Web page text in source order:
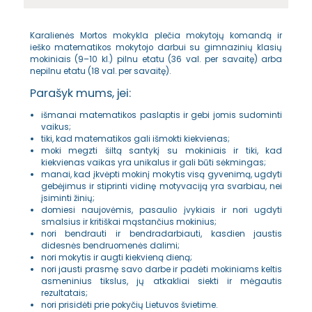
Karalienės Mortos mokykla plečia mokytojų komandą ir
ieško matematikos mokytojo darbui su gimnazinių klasių
mokiniais (9–10 kl.) pilnu etatu (36 val. per savaitę) arba
nepilnu etatu (18 val. per savaitę).
Parašyk mums, jei:
išmanai matematikos paslaptis ir gebi jomis sudominti
vaikus;
tiki, kad matematikos gali išmokti kiekvienas;
moki megzti šiltą santykį su mokiniais ir tiki, kad
kiekvienas vaikas yra unikalus ir gali būti sėkmingas;
manai, kad įkvėpti mokinį mokytis visą gyvenimą, ugdyti
gebėjimus ir stiprinti vidinę motyvaciją yra svarbiau, nei
įsiminti žinių;
domiesi naujovėmis, pasaulio įvykiais ir nori ugdyti
smalsius ir kritiškai mąstančius mokinius;
nori bendrauti ir bendradarbiauti, kasdien jaustis
didesnės bendruomenės dalimi;
nori mokytis ir augti kiekvieną dieną;
nori jausti prasmę savo darbe ir padėti mokiniams keltis
asmeninius tikslus, jų atkakliai siekti ir mėgautis
rezultatais;
nori prisidėti prie pokyčių Lietuvos švietime.